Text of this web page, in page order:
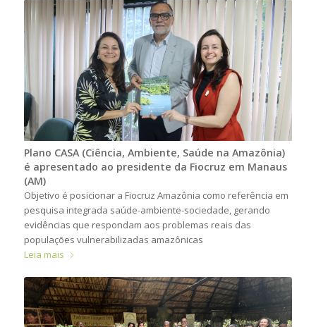
Plano CASA (Ciência, Ambiente, Saúde na Amazônia)
é apresentado ao presidente da Fiocruz em Manaus
(AM)
Objetivo é posicionar a Fiocruz Amazônia como referência em
pesquisa integrada saúde-ambiente-sociedade, gerando
evidências que respondam aos problemas reais das
populações vulnerabilizadas amazônicas
Leia mais